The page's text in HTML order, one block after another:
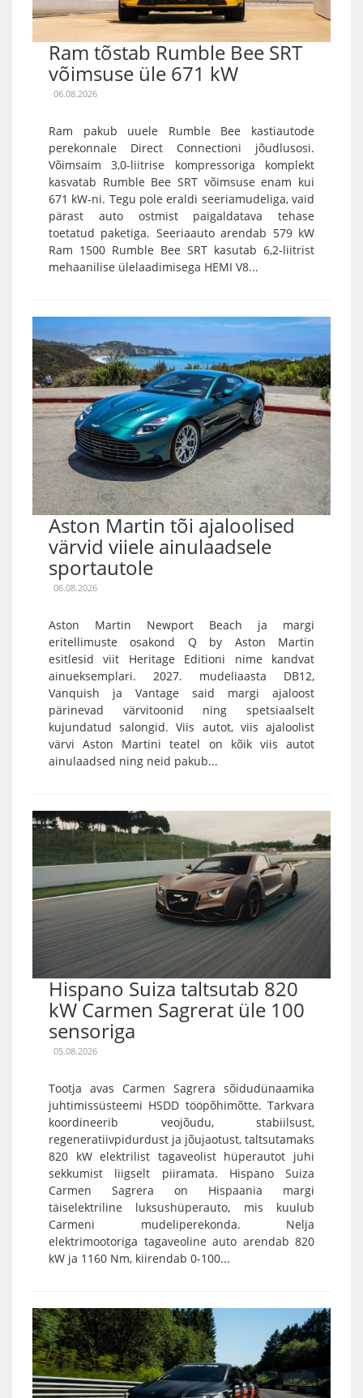
Ram tõstab Rumble Bee SRT
võimsuse üle 671 kW
06.08.2026
Ram pakub uuele Rumble Bee kastiautode
perekonnale Direct Connectioni jõudlusosi.
Võimsaim 3,0-liitrise kompressoriga komplekt
kasvatab Rumble Bee SRT võimsuse enam kui
671 kW-ni. Tegu pole eraldi seeriamudeliga, vaid
pärast auto ostmist paigaldatava tehase
toetatud paketiga. Seeriaauto arendab 579 kW
Ram 1500 Rumble Bee SRT kasutab 6,2-liitrist
mehaanilise ülelaadimisega HEMI V8...
Aston Martin tõi ajaloolised
värvid viiele ainulaadsele
sportautole
06.08.2026
Aston Martin Newport Beach ja margi
eritellimuste osakond Q by Aston Martin
esitlesid viit Heritage Editioni nime kandvat
ainueksemplari. 2027. mudeliaasta DB12,
Vanquish ja Vantage said margi ajaloost
pärinevad värvitoonid ning spetsiaalselt
kujundatud salongid. Viis autot, viis ajaloolist
värvi Aston Martini teatel on kõik viis autot
ainulaadsed ning neid pakub...
Hispano Suiza taltsutab 820
kW Carmen Sagrerat üle 100
sensoriga
05.08.2026
Tootja avas Carmen Sagrera sõidudünaamika
juhtimissüsteemi HSDD tööpõhimõtte. Tarkvara
koordineerib veojõudu, stabiilsust,
regeneratiivpidurdust ja jõujaotust, taltsutamaks
820 kW elektrilist tagaveolist hüperautot juhi
sekkumist liigselt piiramata. Hispano Suiza
Carmen Sagrera on Hispaania margi
täiselektriline luksushüperauto, mis kuulub
Carmeni mudeliperekonda. Nelja
elektrimootoriga tagaveoline auto arendab 820
kW ja 1160 Nm, kiirendab 0-100...